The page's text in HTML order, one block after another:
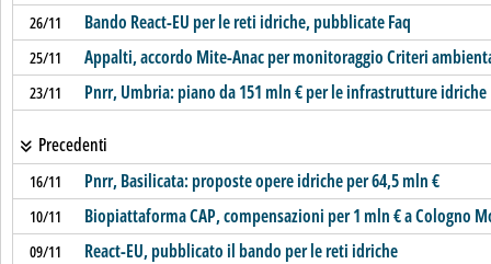
26/11 Bando React-EU per le reti idriche, pubblicate Faq
25/11 Appalti, accordo Mite-Anac per monitoraggio Criteri
23/11 Pnrr, Umbria: piano da 151 mln € per le infrastrutture idriche
Precedenti
16/11 Pnrr, Basilicata: proposte opere idriche per 64,5 mln €
10/11 Biopiattaforma CAP, compensazioni per 1 mln € a Cologno
09/11 React-EU, pubblicato il bando per le reti idriche